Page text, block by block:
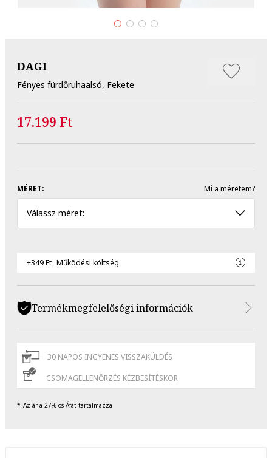
DAGI
Fényes fürdőruhaalsó, Fekete
17.199 Ft
MÉRET: Mi a méretem?
Válassz méret:
+349 Ft Működési költség
Termékmegfelelőségi információk
30 NAPOS INGYENES VISSZAKÜLDÉS
CSOMAGELLENŐRZÉS KÉZBESÍTÉSKOR
Az ár a 27%-os Áfát tartalmazza